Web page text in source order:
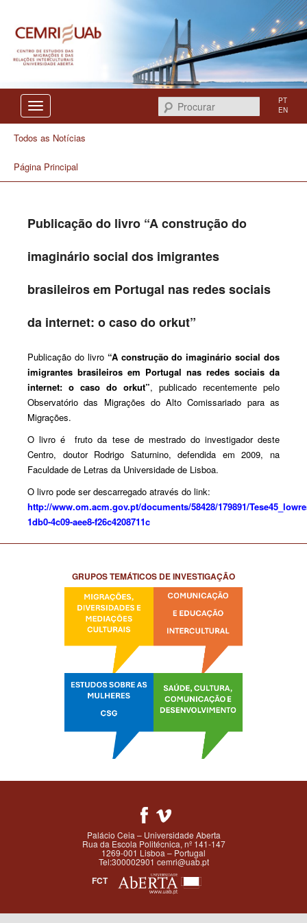
CEMRI
Procurar
PT
EN
Todos as Notícias
Página Principal
Publicação do livro “A construção do
imaginário social dos imigrantes
brasileiros em Portugal nas redes sociais
da internet: o caso do orkut”
Publicação do livro “A construção do imaginário social dos
imigrantes brasileiros em Portugal nas redes sociais da
internet: o caso do orkut”, publicado recentemente pelo
Observatório das Migrações do Alto Comissariado para as
Migrações.
O livro é fruto da tese de mestrado do investigador deste
Centro, doutor Rodrigo Saturnino, defendida em 2009, na
Faculdade de Letras da Universidade de Lisboa.
O livro pode ser descarregado através do link:
http://www.om.acm.gov.pt/documents/58428/179891/
1db0-4c09-aee8-f26c4208711c
GRUPOS TEMÁTICOS DE INVESTIGAÇÃO
Palácio Ceia – Universidade Aberta
Rua da Escola Politécnica, nº 141-147
1269-001 Lisboa – Portugal
Tel:300002901 cemri@uab.pt
FCT